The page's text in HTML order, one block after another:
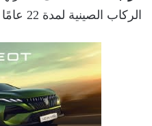
الركاب الصينية لمدة 22 عامًا متتالية.